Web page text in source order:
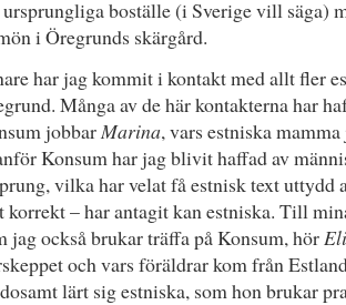
boställe (i Sverige vill säga)
i Öregrunds skärgård.
har jag kommit i kontakt med allt fler
Många av de här kontakterna har
jobbarMarina, vars estniska
Konsum har jag blivit haffad av
vilka har velat få estnisk text uttydd
korrekt – har antagit kan estniska. Till
jag också brukar träffa på Konsum, hör
och vars föräldrar kom från
lärt sig estniska, som hon brukar